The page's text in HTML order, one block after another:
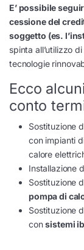
E’ possibile
cessione del
soggetto (es.
spinta all’utilizzo
tecnologie
Ecco
conto
Sostituzione
con impianti
calore
Installazione
Sostituzione
pompa di
Sostituzione
consistemi